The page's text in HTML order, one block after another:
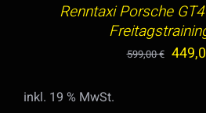
Renntaxi Porsche
599,00€
inkl. 19 % MwSt.